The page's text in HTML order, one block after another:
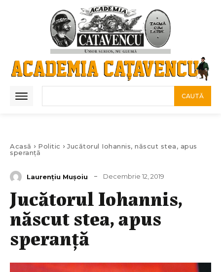
CAUTĂ
Acasă Politic
Jucătorul Iohannis, născut stea, apus
speranță
Laurenţiu Muşoiu Decembrie 12, 2019
Jucătorul Iohannis,
născut stea, apus
speranță